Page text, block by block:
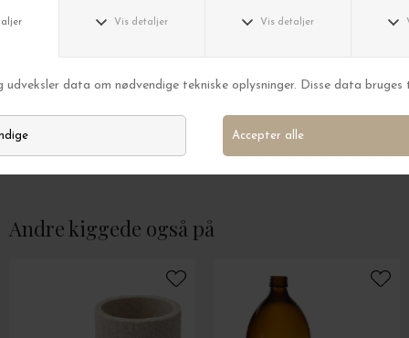
Ramen Noodles Gul Close Up, 50*70
Andre kiggede også på